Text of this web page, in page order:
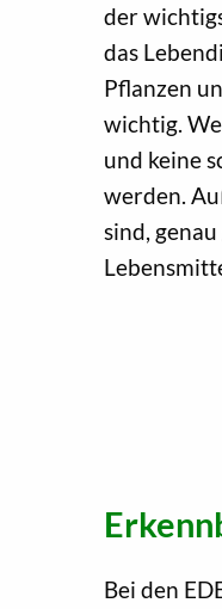
der
das
Pflanzen
wichtig.
und keine
werden.
sind,
Bei den